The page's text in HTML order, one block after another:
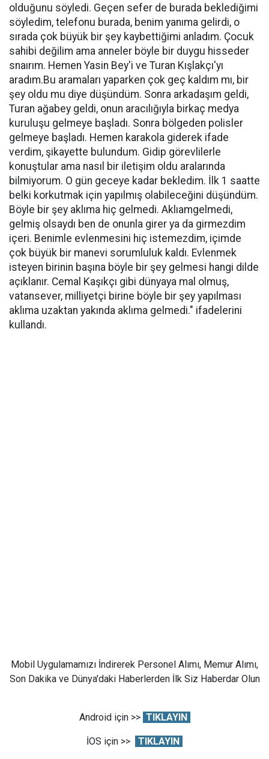
olduğunu söyledi. Geçen sefer de burada beklediğimi
söyledim, telefonu burada, benim yanıma gelirdi, o
sırada çok büyük bir şey kaybettiğimi anladım. Çocuk
sahibi değilim ama anneler böyle bir duygu hisseder
snaırım. Hemen Yasin Bey'i ve Turan Kışlakçı'yı
aradım.Bu aramaları yaparken çok geç kaldım mı, bir
şey oldu mu diye düşündüm. Sonra arkadaşım geldi,
Turan ağabey geldi, onun aracılığıyla birkaç medya
kuruluşu gelmeye başladı. Sonra bölgeden polisler
gelmeye başladı. Hemen karakola giderek ifade
verdim, şikayette bulundum. Gidip görevlilerle
konuştular ama nasıl bir iletişim oldu aralarında
bilmiyorum. O gün geceye kadar bekledim. İlk 1 saatte
belki korkutmak için yapılmış olabileceğini düşündüm.
Böyle bir şey aklıma hiç gelmedi. Aklıamgelmedi,
gelmiş olsaydı ben de onunla girer ya da girmezdim
içeri. Benimle evlenmesini hiç istemezdim, içimde
çok büyük bir manevi sorumluluk kaldı. Evlenmek
isteyen birinin başına böyle bir şey gelmesi hangi dilde
açıklanır. Cemal Kaşıkçı gibi dünyaya mal olmuş,
vatansever, milliyetçi birine böyle bir şey yapılması
aklıma uzaktan yakında aklıma gelmedi." ifadelerini
kullandı.
Mobil Uygulamamızı İndirerek Personel Alımı, Memur Alımı,
Son Dakika ve Dünya'daki Haberlerden İlk Siz Haberdar Olun
Android için >> TIKLAYIN
İOS için >> TIKLAYIN